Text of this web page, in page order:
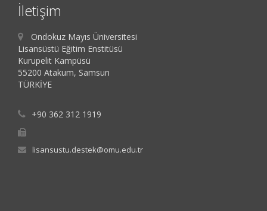
İletişim
Ondokuz Mayıs Üniversitesi
Lisansüstü Eğitim Enstitüsü
Kurupelit Kampüsü
55200 Atakum, Samsun
TÜRKİYE
+90 362 312 1919
lisansustu.destek@omu.edu.tr